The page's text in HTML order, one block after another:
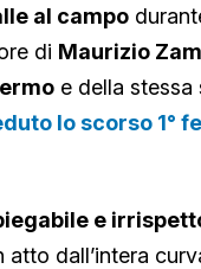
al campo
di Maurizio
e della stessa
lo scorso 1°
e
atto dall’intera